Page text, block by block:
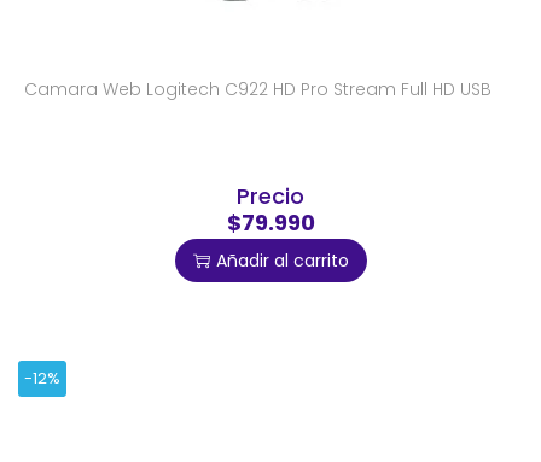
Camara Web Logitech C922 HD Pro Stream Full HD USB
Precio
$79.990
Añadir al carrito
-12%